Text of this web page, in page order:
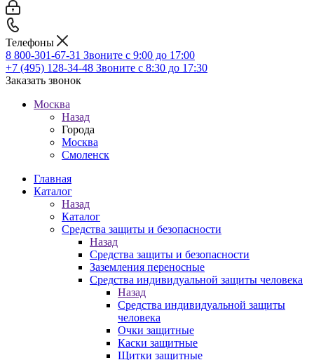
Телефоны
8 800-301-67-31 Звоните с 9:00 до 17:00
+7 (495) 128-34-48 Звоните с 8:30 до 17:30
Заказать звонок
Москва
Назад
Города
Москва
Смоленск
Главная
Каталог
Назад
Каталог
Средства защиты и безопасности
Назад
Средства защиты и безопасности
Заземления переносные
Средства индивидуальной защиты человека
Назад
Средства индивидуальной защиты
человека
Очки защитные
Каски защитные
Щитки защитные